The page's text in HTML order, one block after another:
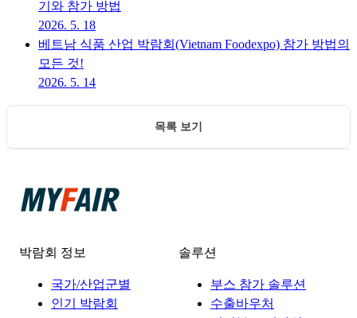
기와 참가 방법
2026. 5. 18
베트남 식품 산업 박람회(Vietnam Foodexpo) 참가 방법의
모든 것!
2026. 5. 14
목록 보기
박람회 정보
국가/산업군별
인기 박람회
솔루션
부스 참가 솔루션
수출바우처